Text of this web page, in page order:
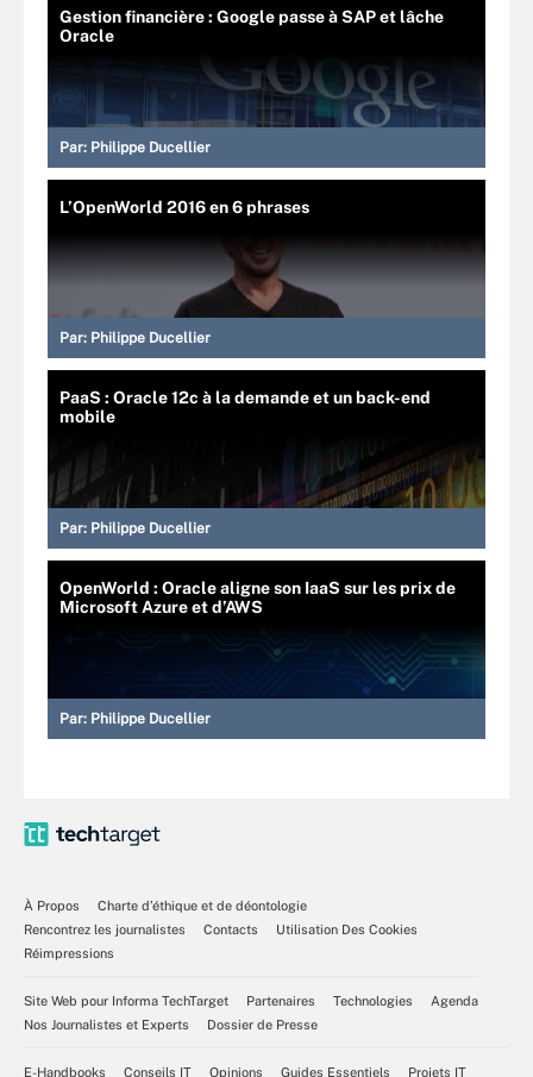
Gestion financière : Google passe à SAP et lâche
Oracle
Par: Philippe Ducellier
L’OpenWorld 2016 en 6 phrases
Par: Philippe Ducellier
PaaS : Oracle 12c à la demande et un back-end
mobile
Par: Philippe Ducellier
OpenWorld : Oracle aligne son IaaS sur les prix de
Microsoft Azure et d’AWS
Par: Philippe Ducellier
À Propos
Charte d’éthique et de déontologie
Rencontrez les journalistes
Contacts
Utilisation Des Cookies
Réimpressions
Site Web pour Informa TechTarget Partenaires Technologies
Agenda
Nos Journalistes et Experts
Dossier de Presse
E-Handbooks Conseils IT Opinions Guides Essentiels Projets IT